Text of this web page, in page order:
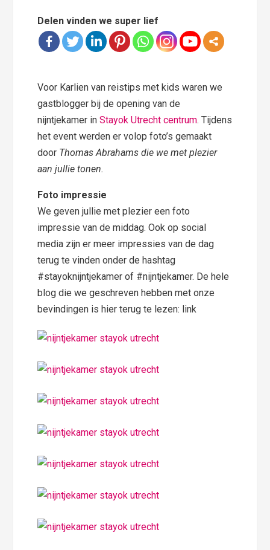
Delen vinden we super lief
Voor Karlien van reistips met kids waren we
gastblogger bij de opening van de
nijntjekamer inStayok Utrecht centrum. Tijdens
het event werden er volop foto’s gemaakt
door Thomas Abrahams die we met plezier
aan jullie tonen.
Foto impressie
We geven jullie met plezier een foto
impressie van de middag. Ook op social
media zijn er meer impressies van de dag
terug te vinden onder de hashtag
#stayoknijntjekamer of #nijntjekamer. De hele
blog die we geschreven hebben met onze
bevindingen is hier terug te lezen: link